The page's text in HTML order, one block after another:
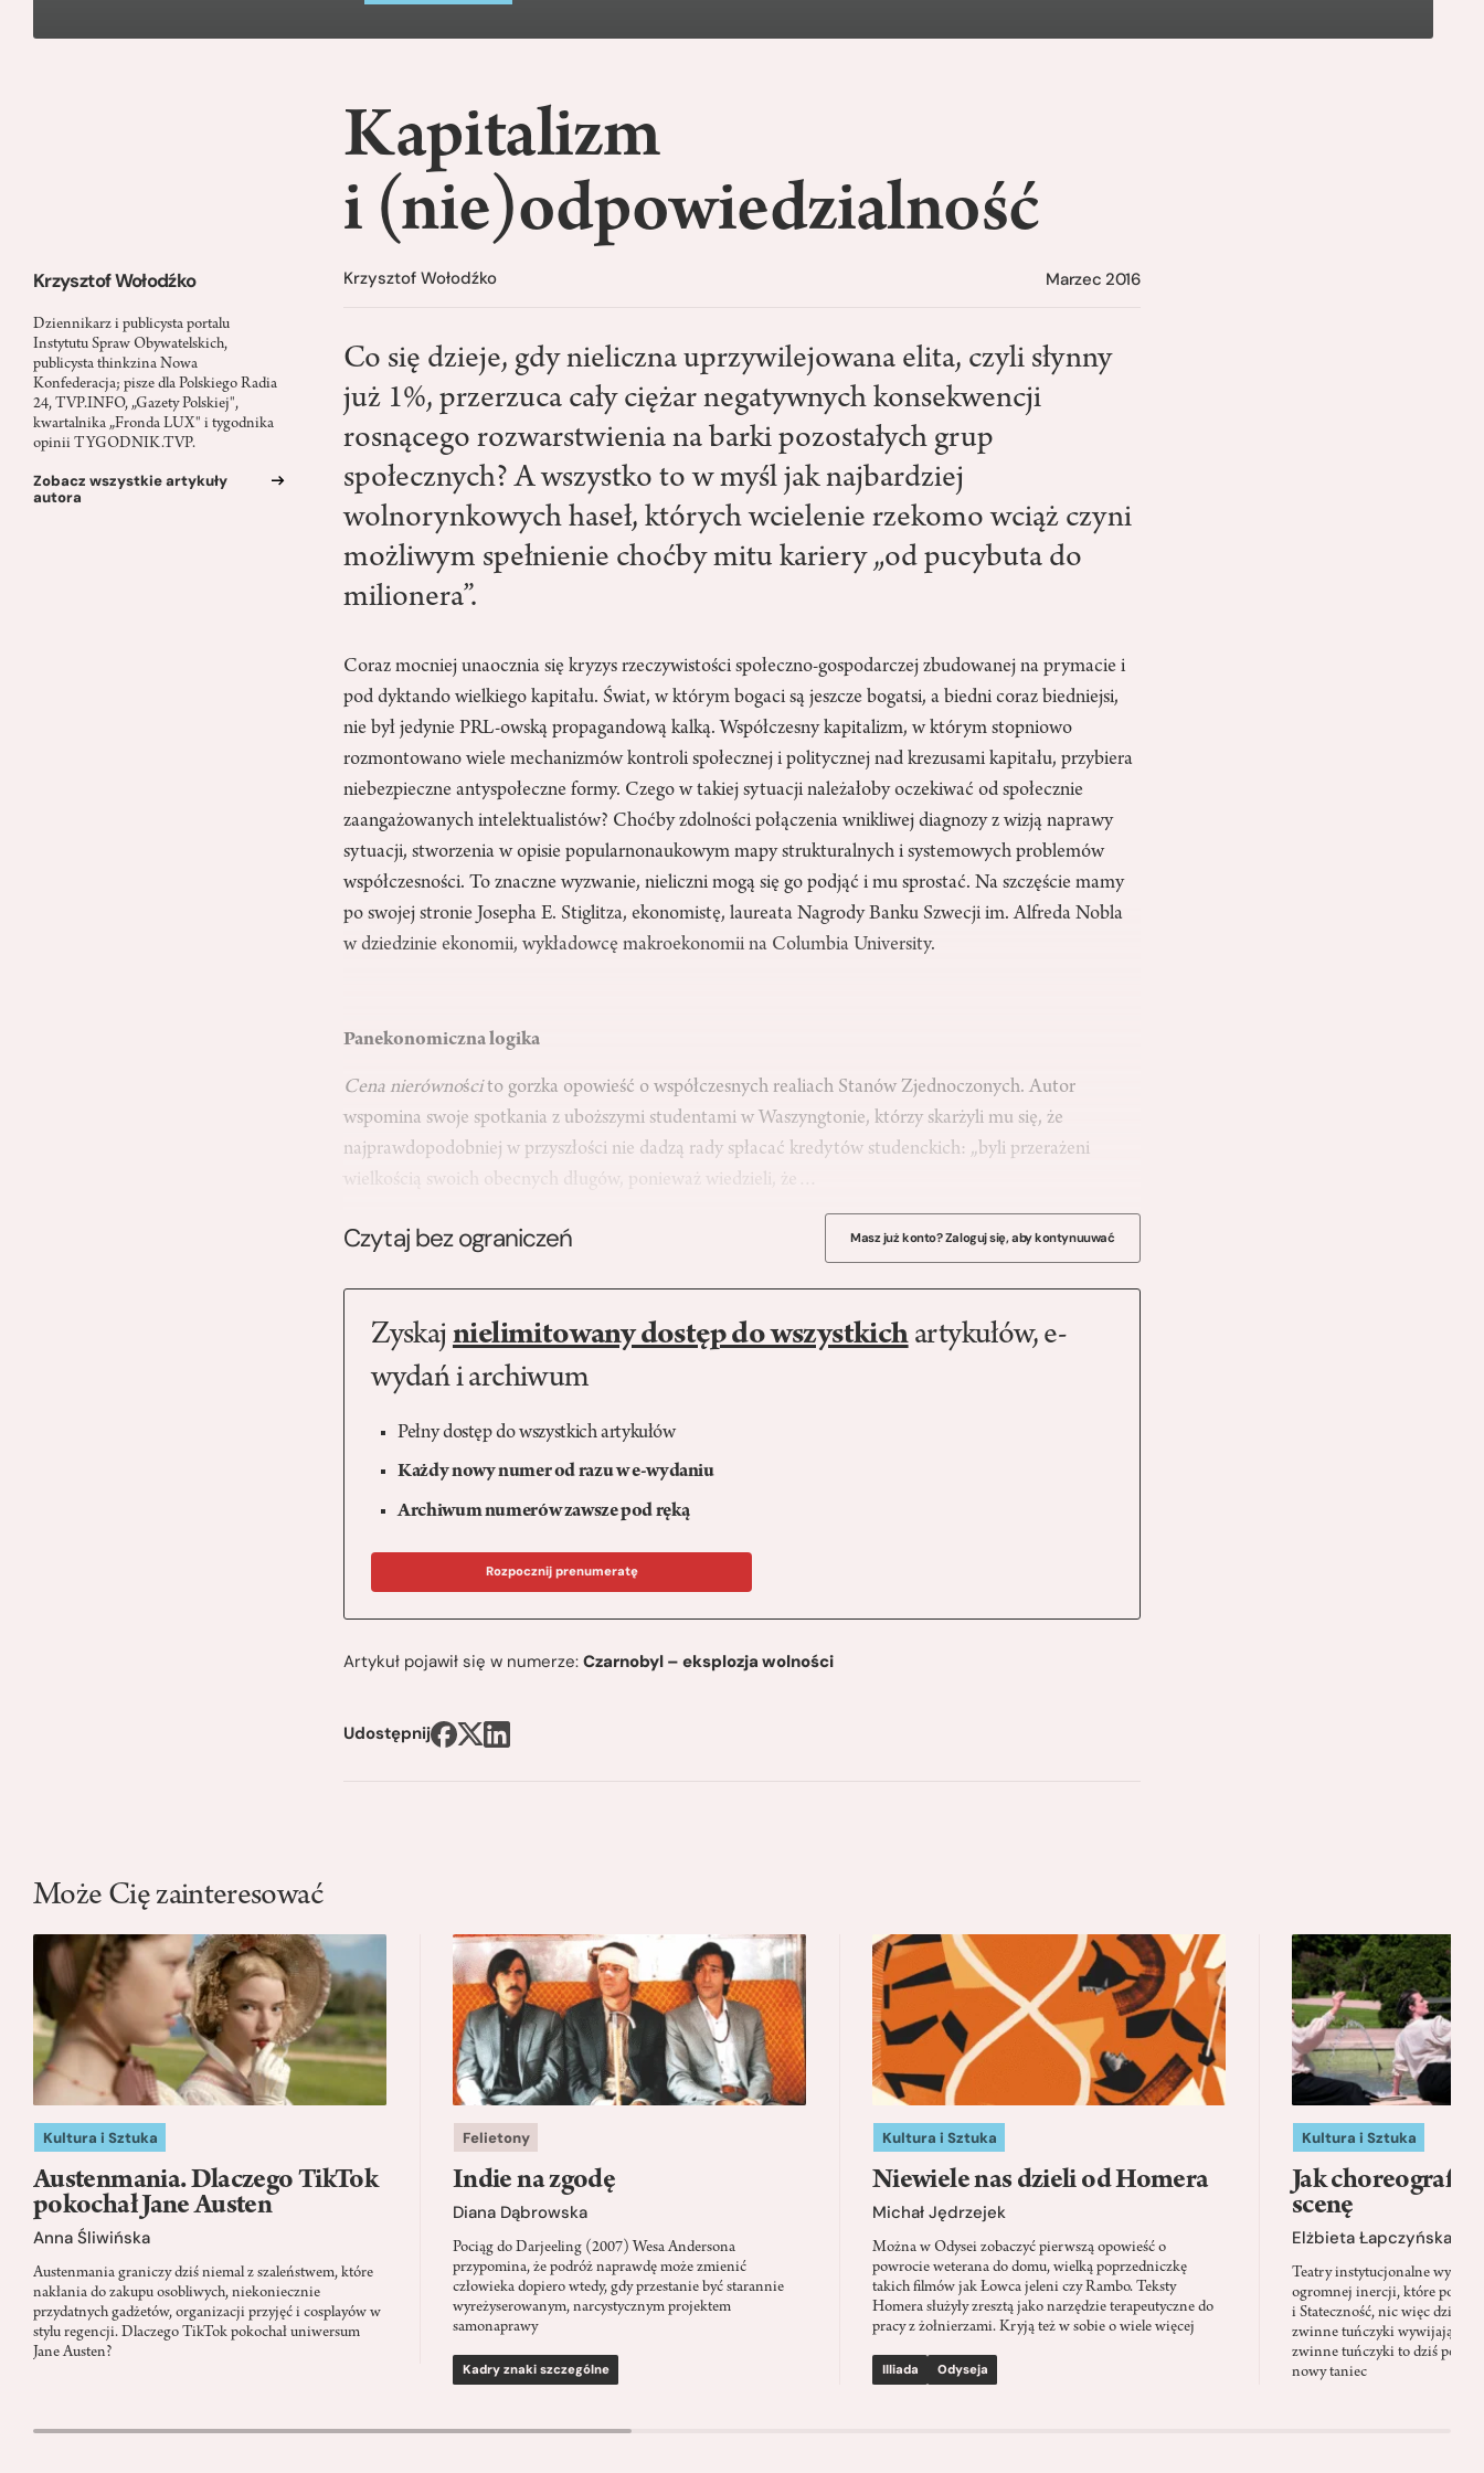
Krzysztof Wołodźko
Dziennikarz i publicysta portalu
Instytutu Spraw Obywatelskich,
publicysta thinkzina Nowa
Konfederacja; pisze dla Polskiego Radia
24, TVP.INFO, „Gazety Polskiej",
kwartalnika „Fronda LUX" i tygodnika
opinii TYGODNIK.TVP.
Zobacz wszystkie artykuły
autora
Kapitalizm
i (nie)odpowiedzialność
Krzysztof Wołodźko Marzec 2016
Co się dzieje, gdy nieliczna uprzywilejowana elita, czyli słynny
już 1%, przerzuca cały ciężar negatywnych konsekwencji
rosnącego rozwarstwienia na barki pozostałych grup
społecznych? A wszystko to w myśl jak najbardziej
wolnorynkowych haseł, których wcielenie rzekomo wciąż czyni
możliwym spełnienie choćby mitu kariery „od pucybuta do
milionera”.
Coraz mocniej unaocznia się kryzys rzeczywistości społeczno-gospodarczej zbudowanej na prymacie i
pod dyktando wielkiego kapitału. Świat, w którym bogaci są jeszcze bogatsi, a biedni coraz biedniejsi,
nie był jedynie PRL-owską propagandową kalką. Współczesny kapitalizm, w którym stopniowo
rozmontowano wiele mechanizmów kontroli społecznej i politycznej nad krezusami kapitału, przybiera
niebezpieczne antyspołeczne formy. Czego w takiej sytuacji należałoby oczekiwać od społecznie
zaangażowanych intelektualistów? Choćby zdolności połączenia wnikliwej diagnozy z wizją naprawy
sytuacji, stworzenia w opisie popularnonaukowym mapy strukturalnych i systemowych problemów
współczesności. To znaczne wyzwanie, nieliczni mogą się go podjąć i mu sprostać. Na szczęście mamy
po swojej stronie Josepha E. Stiglitza, ekonomistę, laureata Nagrody Banku Szwecji im. Alfreda Nobla
w dziedzinie ekonomii, wykładowcę makroekonomii na Columbia University.
Panekonomiczna logika
Cena nierównościto gorzka opowieść o współczesnych realiach Stanów Zjednoczonych. Autor
wspomina swoje spotkania z uboższymi studentami w Waszyngtonie, którzy skarżyli mu się, że
najprawdopodobniej w przyszłości nie dadzą rady spłacać kredytów studenckich: „byli przerażeni
wielkością swoich obecnych długów, ponieważ wiedzieli, że…
Czytaj bez ograniczeń Masz już konto? Zaloguj się, aby kontynuuwać
Zyskaj nielimitowany dostęp do wszystkichartykułów, e-
wydań i archiwum
Pełny dostęp do wszystkich artykułów
Każdy nowy numer od razu w e-wydaniu
Archiwum numerów zawsze pod ręką
Rozpocznij prenumeratę
Artykuł pojawił się w numerze:Czarnobyl – eksplozja wolności
Udostępnij
Może Cię zainteresować
Kultura i Sztuka
Austenmania. Dlaczego TikTok
pokochał Jane Austen
Anna Śliwińska
Austenmania graniczy dziś niemal z szaleństwem, które
nakłania do zakupu osobliwych, niekoniecznie
przydatnych gadżetów, organizacji przyjęć i cosplayów w
stylu regencji. Dlaczego TikTok pokochał uniwersum
Jane Austen?
Felietony
Indie na zgodę
Diana Dąbrowska
Pociąg do Darjeeling (2007) Wesa Andersona
przypomina, że podróż naprawdę może zmienić
człowieka dopiero wtedy, gdy przestanie być starannie
wyreżyserowanym, narcystycznym projektem
samonaprawy
Kadry znaki szczególne
Kultura i Sztuka
Niewiele nas dzieli od Homera
Michał Jędrzejek
Można w Odysei zobaczyć pierwszą opowieść o
powrocie weterana do domu, wielką poprzedniczkę
takich filmów jak Łowca jeleni czy Rambo. Teksty
Homera służyły zresztą jako narzędzie terapeutyczne do
pracy z żołnierzami. Kryją też w sobie o wiele więcej
Illiada Odyseja
Kultura i Sztuka
Jak
scenę
Elżbieta Łapczyńska
Teatry instytucjonalne
ogromnej inercji, które ponad
i Stateczność, nic więc
zwinne tuńczyki wywijają
zwinne tuńczyki to dziś
nowy taniec